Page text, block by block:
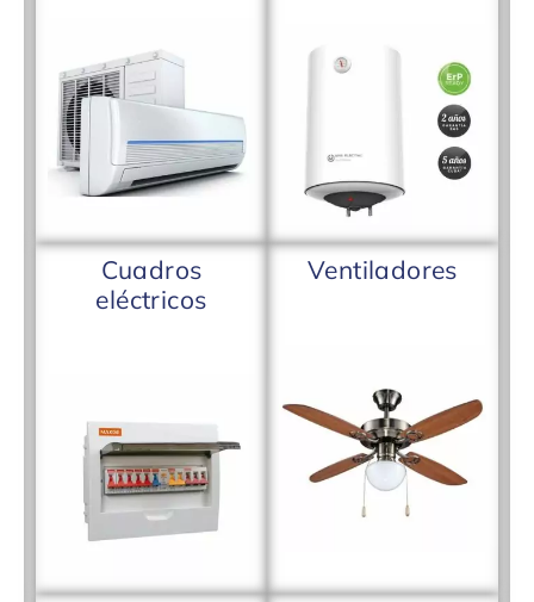
Cuadros
eléctricos
Ventiladores